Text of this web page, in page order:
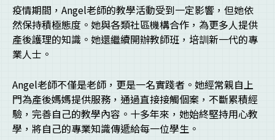
疫情期間，Angel老師的教學活動受到一定影響，但她依
然保持積極態度。她與各類社區機構合作，為更多人提供
產後護理的知識。她還繼續開辦教師班，培訓新一代的專
業人士。
Angel老師不僅是老師，更是一名實踐者。她經常親自上
門為產後媽媽提供服務，通過直接接觸個案，不斷累積經
驗，完善自己的教學內容。十多年來，她始終堅持用心教
學，將自己的專業知識傳遞給每一位學生。